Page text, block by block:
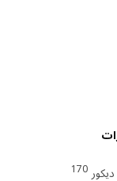
170